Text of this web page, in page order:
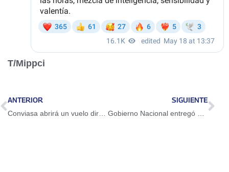
T/Mippci
ANTERIOR SIGUIENTE